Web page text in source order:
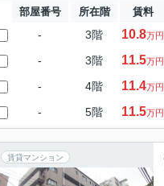
部屋番号 所在階 賃料
- 3階 10.8万円
- 3階 11.5万円
- 4階 11.4万円
- 5階 11.5万円
賃貸マンション